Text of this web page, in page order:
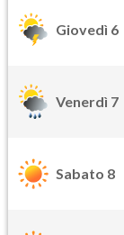
Giovedì 6
Venerdì 7
Sabato 8